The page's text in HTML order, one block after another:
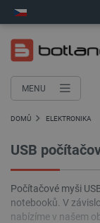
MENU
DOMŮ ELEKTRONIKA
USB
Počítačové myši
notebooků. V
nabízíme v našem